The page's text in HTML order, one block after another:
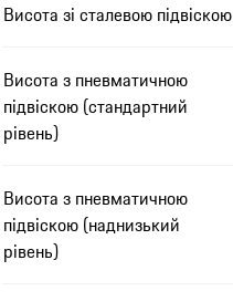
Висота зі сталевою підвіскою
Висота з пневматичною
підвіскою (стандартний
рівень)
Висота з пневматичною
підвіскою (наднизький
рівень)